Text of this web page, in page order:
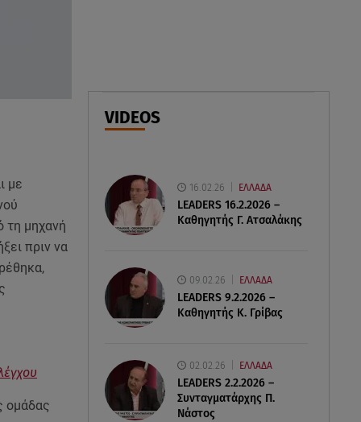
07.08.26 , 17:44
Παιδικοί σταθμοί: Πότε βγαίνουν
τα προσωρινά αποτελέσματα
VIDEOS
16.02.26 ΕΛΛΑΔΑ
LEADERS 16.2.2026 –
Καθηγητής Γ. Ατσαλάκης
09.02.26 ΕΛΛΑΔΑ
LEADERS 9.2.2026 –
Καθηγητής Κ. Γρίβας
02.02.26 ΕΛΛΑΔΑ
LEADERS 2.2.2026 –
Συνταγματάρχης Π.
Νάστος
με
τη μηχανή
πριν να
ομάδας